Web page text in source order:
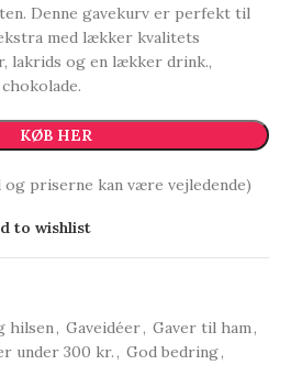
Denne gavekurv er perfekt til
med lækker kvalitets
lakrids og en lækker drink.,
KØB HER
priserne kan være vejledende)
to wishlist
hilsen, Gaveidéer, Gaver til ham,
under 300 kr., God bedring,